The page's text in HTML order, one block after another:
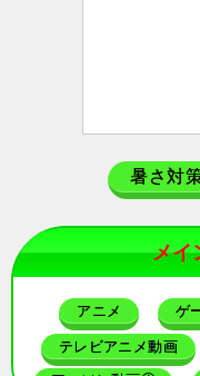
暑さ対
メイ
アニメ ゲ
テレビアニメ動画